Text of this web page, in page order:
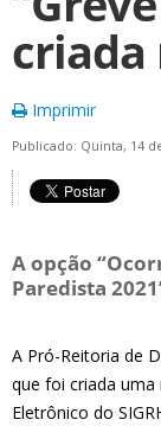
criada
Imprimir
Publicado: Quinta, 14
A opção
Paredista
A Pró-Reitoria de
que foi criada
Eletrônico do